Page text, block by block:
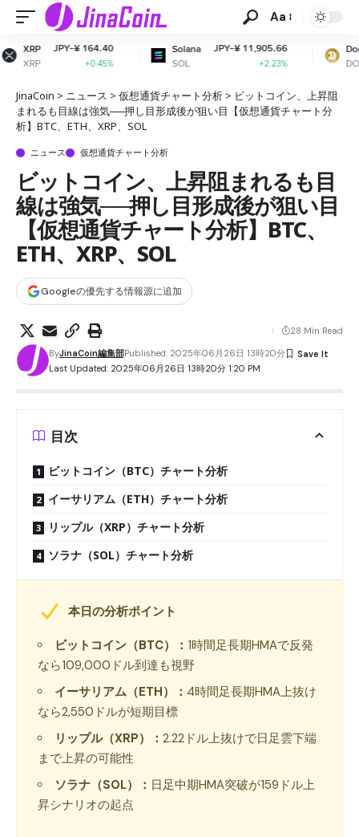
Aa
Solana
SOL
JPY-¥ 11,905.66
+2.23%
Dogecoin
DOGE
JPY-¥
JinaCoin > ニュース > 仮想通貨チャート分析 > ビットコイン、上昇阻
まれるも目線は強気──押し目形成後が狙い目【仮想通貨チャート分
析】BTC、ETH、XRP、SOL
ニュース 仮想通貨チャート分析
ビットコイン、上昇阻まれるも目
線は強気──押し目形成後が狙い目
【仮想通貨チャート分析】BTC、
ETH、XRP、SOL
Googleの優先する情報源に追加
Last Updated: 2025年06月26日 13時20分 1:20 PM
ByJinaCoin編集部Published: 2025年06月26日 13時20分
28 Min Read
目次
ビットコイン（BTC）チャート分析
イーサリアム（ETH）チャート分析
リップル（XRP）チャート分析
ソラナ（SOL）チャート分析
本日の分析ポイント
ビットコイン（BTC）： 1時間足長期HMAで反発
なら109,000ドル到達も視野
イーサリアム（ETH）： 4時間足長期HMA上抜け
なら2,550ドルが短期目標
リップル（XRP）： 2.22ドル上抜けで日足雲下端
まで上昇の可能性
ソラナ（SOL）： 日足中期HMA突破が159ドル上
昇シナリオの起点